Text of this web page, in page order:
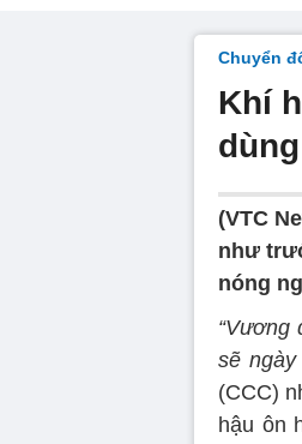
Chuyển
Khí
(VTC
như
nóng
“Vương
sẽ
(CCC)
hậu ôn